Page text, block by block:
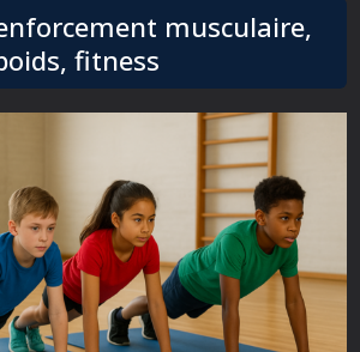
musculaire,
fitness